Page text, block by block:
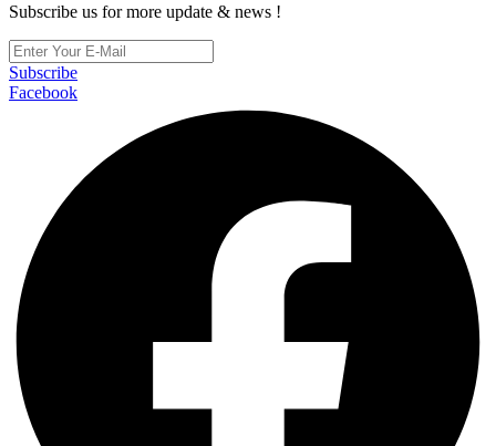
Subscribe us for more update & news !
Subscribe
Facebook